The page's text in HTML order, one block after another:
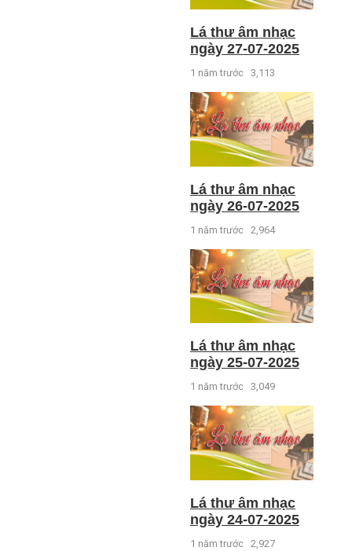
Lá thư âm nhạc
ngày 27-07-2025
1 năm trước 3,113
Lá thư âm nhạc
ngày 26-07-2025
1 năm trước 2,964
Lá thư âm nhạc
ngày 25-07-2025
1 năm trước 3,049
Lá thư âm nhạc
ngày 24-07-2025
1 năm trước 2,927